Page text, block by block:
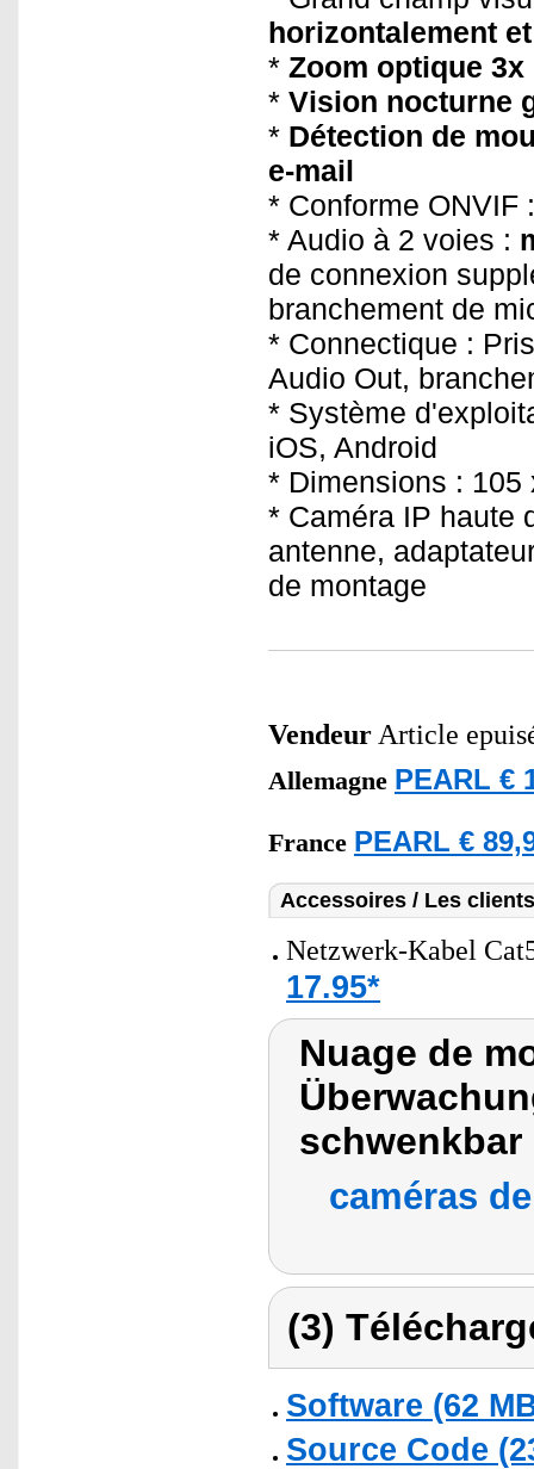
horizontalement
* Zoom optique 3x
* Vision nocturne
* Détection de
e-mail
* Conforme ONVIF
* Audio à 2 voies :
de connexion
branchement de
* Connectique :
Audio Out,
* Système
iOS, Android
* Dimensions : 105
* Caméra IP haute
antenne,
de montage
Vendeur Article
Allemagne PEARL €
France PEARL €
Accessoires / Les
Netzwerk-Kabel
17.95*
Nuage de
schwenkbar
caméras
(3)
Software (62
Source Code